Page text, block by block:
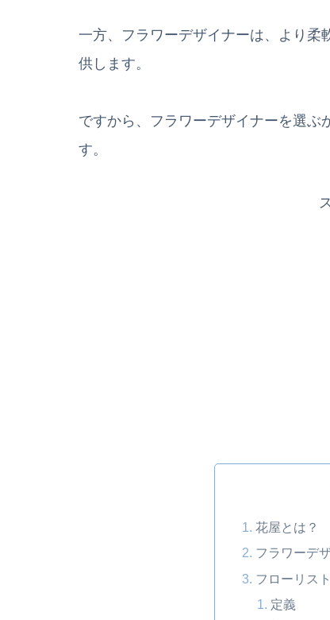
一方、フラワーデザイナーは、より柔
供します。
ですから、フラワーデザイナーを選
す。
花屋とは？
フラワーデ
フローリス
定義